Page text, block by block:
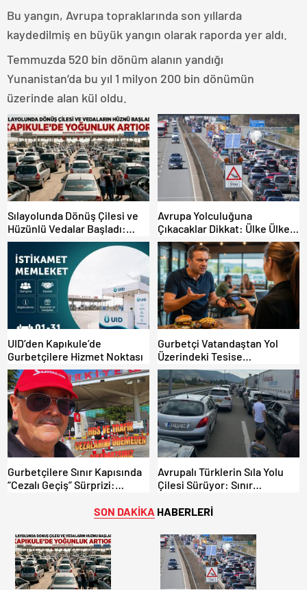
Bu yangın, Avrupa topraklarında son yıllarda
kaydedilmiş en büyük yangın olarak raporda yer aldı.
Temmuzda 520 bin dönüm alanın yandığı
Yunanistan’da bu yıl 1 milyon 200 bin dönümün
üzerinde alan kül oldu.
Sılayolunda Dönüş Çilesi ve
Hüzünlü Vedalar Başladı:
Kapıkule’de Yoğunluk Artıyor!
Avrupa Yolculuğuna
Çıkacaklar Dikkat: Ülke Ülke
Güncel Trafik Kuralları,
Avrupa Otoyol Hız Limitleri
UID’den Kapıkule’de
Gurbetçilere Hizmet Noktası
Gurbetçi Vatandaştan Yol
Üzerindeki Tesise
Dolandırıcılık İddiası:
“Hesabınızı Mutlaka Kontrol
Edin”
Gurbetçilere Sınır Kapısında
“Cezalı Geçiş” Sürprizi:
Avrupalı Türklerin Sıla Yolu
Çilesi Sürüyor: Sınır
Bekleyiş
SON DAKİKA HABERLERİ